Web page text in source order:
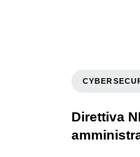
Direttiva